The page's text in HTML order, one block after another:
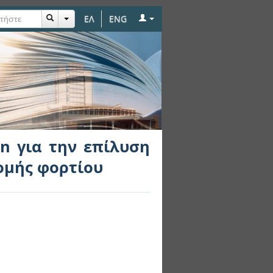
ΕΛ ENG
του προβλήματος
για την επίλυση
φορτίου